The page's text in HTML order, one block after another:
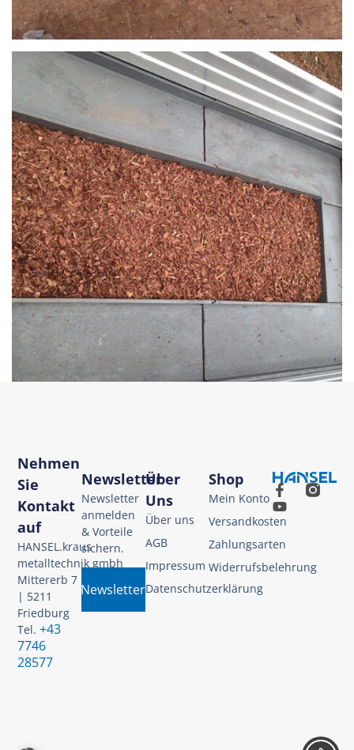
Über
Uns
Über uns
AGB
Impressum
Datenschutzerklärung
Shop
Mein Konto
Versandkosten
Zahlungsarten
Widerrufsbelehrung
Nehmen
Sie
Kontakt
auf
HANSEL.kraus
metalltechnik gmbh
Mittererb 7
| 5211
Friedburg
Tel.+43
7746
28577
Newsletter
Newsletter
anmelden
& Vorteile
sichern.
Newsletter